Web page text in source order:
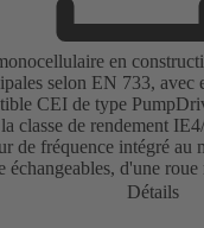
en
selon EN 733, avec
CEI de type
classe de rendement
de fréquence intégré au
échangeables, d'une
et d'une garniture
droit de la garniture
Détails